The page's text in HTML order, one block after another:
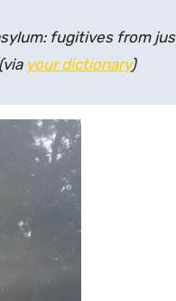
fugitives from
your dictionary)